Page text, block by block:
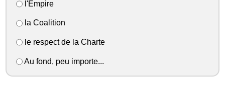
l'Empire
la Coalition
le respect de la Charte
Au fond, peu importe...